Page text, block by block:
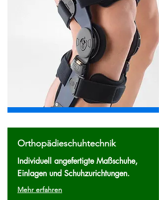
Orthopädieschuhtechnik
Individuell angefertigte Maßschuhe,
Einlagen und Schuhzurichtungen.
Mehr erfahren